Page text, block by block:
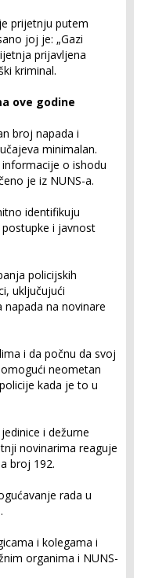
prijetnju putem
joj je: „Gazi
prijavljena
kriminal.
ove godine
broj napada i
minimalan.
o ishodu
je iz NUNS-a.
identifikuju
i javnost
policijskih
uključujući
napada na novinare
i da počnu da svoj
neometan
kada je to u
i dežurne
novinarima reaguje
broj 192.
rada u
i kolegama i
organima i NUNS-